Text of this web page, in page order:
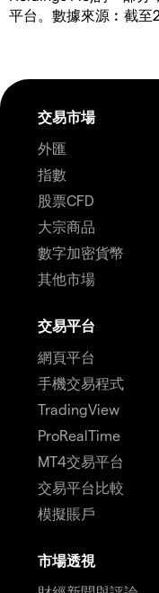
平台。數據來源︰截至
交易市場
外匯
指數
股票CFD
大宗商品
數字加密貨幣
其他市場
交易平台
網頁平台
手機交易程式
TradingView
ProRealTime
MT4交易平台
交易平台比較
模擬賬戶
市場透視